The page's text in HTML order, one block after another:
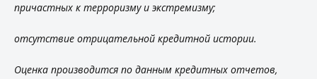
причастных к терроризму и экстремизму;
отсутствие отрицательной кредитной истории.
Оценка производится по данным кредитных отчетов,